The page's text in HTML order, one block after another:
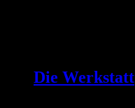
Die Werkstatt